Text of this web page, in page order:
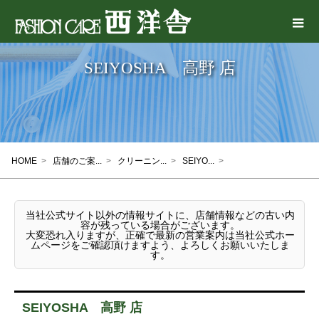
SEIYOSHA 高野 店
HOME > 店舗のご案... > クリーニン... > SEIYO... >
当社公式サイト以外の情報サイトに、店舗情報などの古い内
容が残っている場合がございます。
大変恐れ入りますが、正確で最新の営業案内は当社公式ホー
ムページをご確認頂けますよう、よろしくお願いいたしま
す。
SEIYOSHA 高野 店